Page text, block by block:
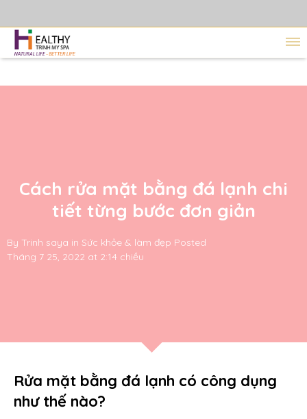
Cách rửa mặt bằng đá lạnh chi
tiết từng bước đơn giản
By Trinh saya in Sức khỏe & làm đẹp Posted
Tháng 7 25, 2022 at 2:14 chiều
Rửa mặt bằng đá lạnh có công dụng
như thế nào?